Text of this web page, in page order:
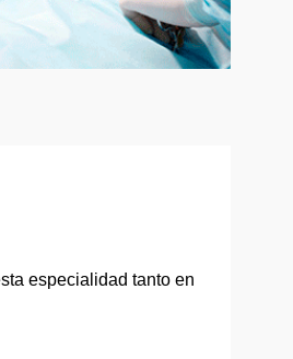
especialidad tanto en